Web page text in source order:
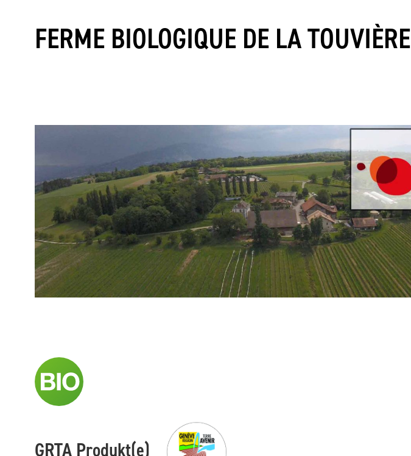
FERME BIOLOGIQUE DE LA TOUVIÈRE
GRTA Produkt(e)